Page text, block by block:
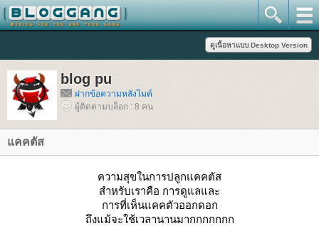
blog pu
ฝากข้อความหลังไมค์
ผู้ติดตามบล็อก : 8 คน
คคตัส
ความสุขในการปลูกแคคตัส
สำหรับเราคือ การดูแลและ
การที่เห็นแคคตัวออกดอก
ถึงแม้จะใช้เวลานานมากกกกกกก